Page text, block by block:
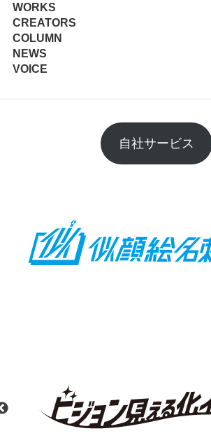
WORKS
CREATORS
COLUMN
NEWS
VOICE
自社サービス